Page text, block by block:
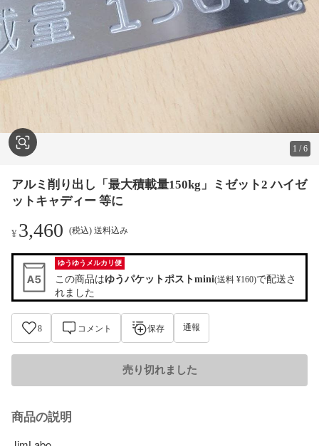
1 /6
アルミ削り出し「最大積載量150kg」ミゼット2 ハイゼ
ットキャディー 等に
¥3,460 (税込) 送料込み
ゆうゆうメルカリ便
この商品はゆうパケットポストmini(送料 ¥160)で配送さ
れました
8 コメント 保存 通報
売り切れました
商品の説明